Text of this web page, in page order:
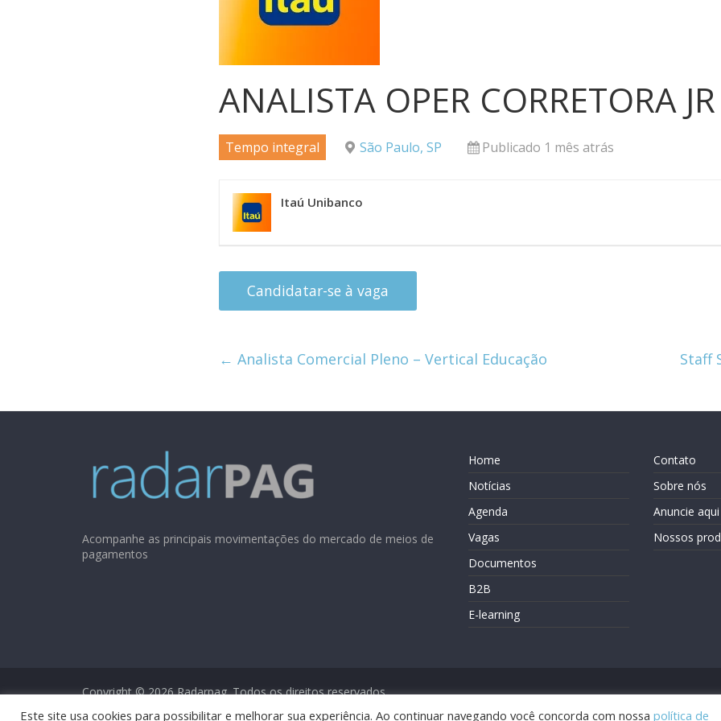
ANALISTA OPER CORRETORA JR
Tempo integral São Paulo, SP Publicado 1 mês atrás
Itaú Unibanco
← Analista Comercial Pleno – Vertical Educação Staff
Acompanhe as principais movimentações do mercado de meios de
pagamentos
Home
Notícias
Agenda
Vagas
Documentos
B2B
E-learning
Contato
Sobre nós
Anuncie aqui
Nossos
Copyright © 2026Radarpag. Todos os direitos reservados.
Este site usa cookies para possibilitar e melhorar sua experiência. Ao continuar navegando você concorda com nossa política de